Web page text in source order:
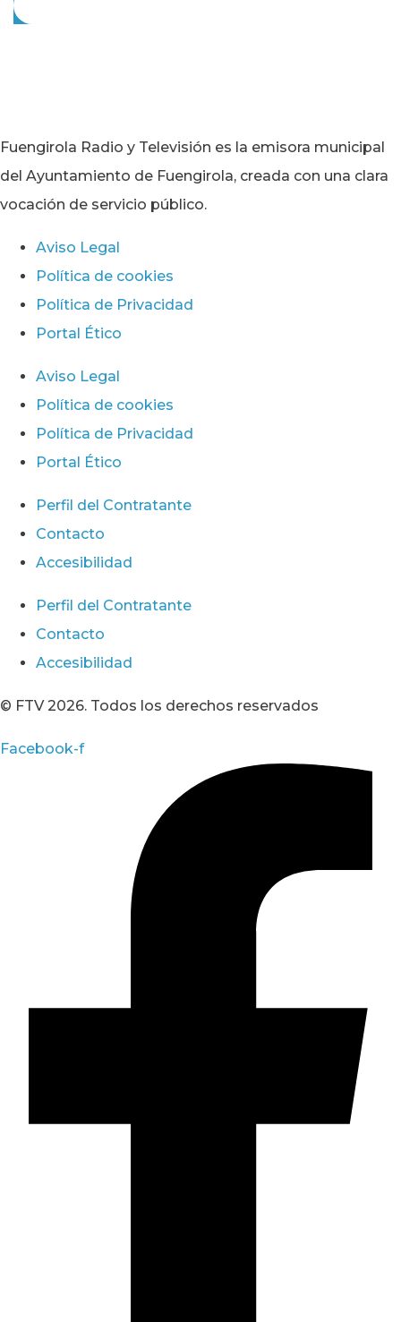
Fuengirola Radio y Televisión es la emisora municipal
del Ayuntamiento de Fuengirola, creada con una clara
vocación de servicio público.
Aviso Legal
Política de cookies
Política de Privacidad
Portal Ético
Aviso Legal
Política de cookies
Política de Privacidad
Portal Ético
Perfil del Contratante
Contacto
Accesibilidad
Perfil del Contratante
Contacto
Accesibilidad
© FTV 2026. Todos los derechos reservados
Facebook-f